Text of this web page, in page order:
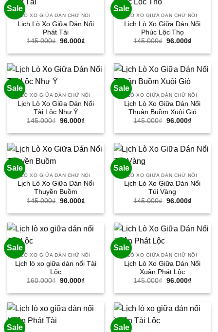
Sale
LÒ XO GIỮA DÁN CHỮ NỔI
Lịch Lò Xo Giữa Dán Nổi
Phát Tài
145.000₫ Giá
là:
96.000₫Giá
tại
96.000₫.
Sale
LÒ XO GIỮA DÁN CHỮ NỔI
Lịch Lò Xo Giữa Dán Nổi
Phúc Lộc Thọ
145.000₫ Giá
là:
96.000₫Giá
tại
96.000₫.
Sale
LÒ XO GIỮA DÁN CHỮ NỔI
Lịch Lò Xo Giữa Dán Nổi
Tài Lộc Như Ý
145.000₫ Giá
là:
96.000₫Giá
tại
96.000₫.
Sale
LÒ XO GIỮA DÁN CHỮ NỔI
Lịch Lò Xo Giữa Dán Nổi
Thuận Buồm Xuôi Gió
145.000₫ Giá
là:
96.000₫Giá
tại
96.000₫.
Sale
LÒ XO GIỮA DÁN CHỮ NỔI
Lịch Lò Xo Giữa Dán Nổi
Thuyền Buồm
145.000₫ Giá
là:
96.000₫Giá
tại
96.000₫.
Sale
LÒ XO GIỮA DÁN CHỮ NỔI
Lịch Lò Xo Giữa Dán Nổi
Túi Vàng
145.000₫ Giá
là:
96.000₫Giá
tại
96.000₫.
Sale
LÒ XO GIỮA DÁN CHỮ NỔI
Lịch lò xo giữa dán nổi Tài
Lộc
160.000₫ Giá
là:
90.000₫Giá
tại
90.000₫.
Sale
LÒ XO GIỮA DÁN CHỮ NỔI
Lịch Lò Xo Giữa Dán Nổi
Xuân Phát Lộc
145.000₫ Giá
là:
96.000₫Giá
tại
96.000₫.
Sale Sale